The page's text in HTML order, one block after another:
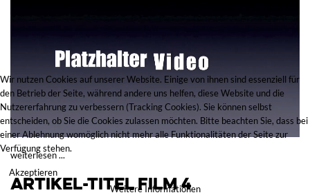
weiterlesen ...
Artikel-Titel Film 4
Wir nutzen Cookies auf unserer Website. Einige von ihnen sind essenziell für
den Betrieb der Seite, während andere uns helfen, diese Website und die
Nutzererfahrung zu verbessern (Tracking Cookies). Sie können selbst
entscheiden, ob Sie die Cookies zulassen möchten. Bitte beachten Sie, dass bei
einer Ablehnung womöglich nicht mehr alle Funktionalitäten der Seite zur
Verfügung stehen.
Akzeptieren
Weitere Informationen